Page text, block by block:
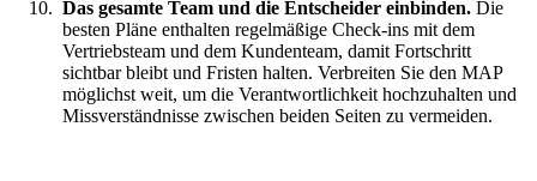
Das gesamte Team und die Entscheider einbinden. Die
besten Pläne enthalten regelmäßige Check-ins mit dem
Vertriebsteam und dem Kundenteam, damit Fortschritt
sichtbar bleibt und Fristen halten. Verbreiten Sie den MAP
möglichst weit, um die Verantwortlichkeit hochzuhalten und
Missverständnisse zwischen beiden Seiten zu vermeiden.